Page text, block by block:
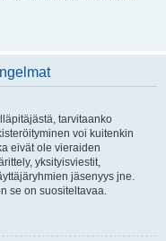
tarvitaanko
voi kuitenkin
eivät ole vieraiden
yksityisviestit,
jäsenyys jne.
se on suositeltavaa.